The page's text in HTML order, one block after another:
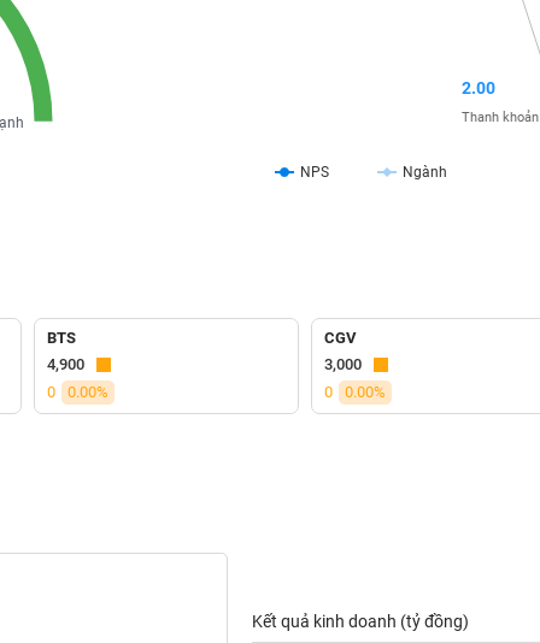
NPS Ngành
2.00
Thanh khoản
BTS
4,900
0
0.00%
CGV
3,000
0
0.00%
Kết quả kinh doanh (tỷ đồng)